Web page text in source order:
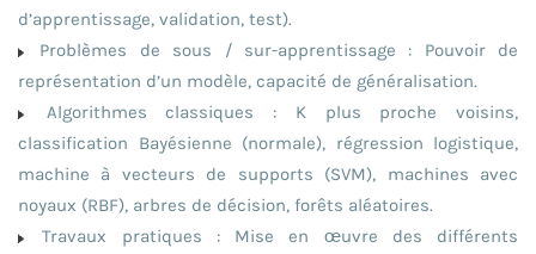
d’apprentissage, validation, test).
Problèmes de sous / sur-apprentissage : Pouvoir de
représentation d’un modèle, capacité de généralisation.
Algorithmes classiques : K plus proche voisins,
classification Bayésienne (normale), régression logistique,
machine à vecteurs de supports (SVM), machines avec
noyaux (RBF), arbres de décision, forêts aléatoires.
Travaux pratiques : Mise en œuvre des différents